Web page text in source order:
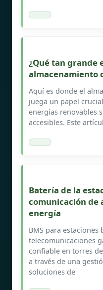
¿Qué tan grande
almacenamiento
Aquí es donde el
juega un papel
energías renovables
accesibles. Este
Batería de la
comunicación de
energía
BMS para estaciones
telecomunicaciones
confiable en torres
a través de una
soluciones de